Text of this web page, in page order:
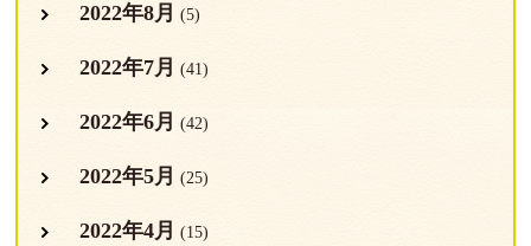
2022年8月 (5)
2022年7月 (41)
2022年6月 (42)
2022年5月 (25)
2022年4月 (15)